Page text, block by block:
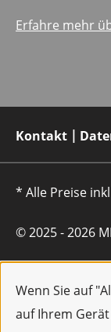
Wenn Sie auf
auf Ihrem
Erfahre mehr
Kontakt
* Alle Preise
© 2025 - 2026